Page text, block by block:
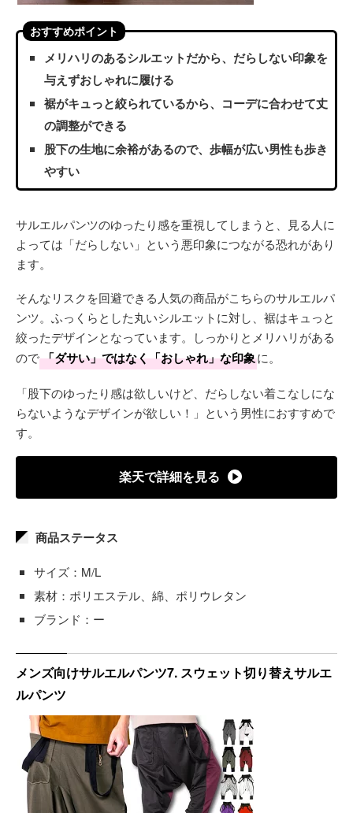
おすすめポイント
メリハリのあるシルエットだから、だらしない印象を
与えずおしゃれに履ける
裾がキュっと絞られているから、コーデに合わせて丈
の調整ができる
股下の生地に余裕があるので、歩幅が広い男性も歩き
やすい
サルエルパンツのゆったり感を重視してしまうと、見る人に
よっては「だらしない」という悪印象につながる恐れがあり
ます。
そんなリスクを回避できる人気の商品がこちらのサルエルパ
ンツ。ふっくらとした丸いシルエットに対し、裾はキュっと
絞ったデザインとなっています。しっかりとメリハリがある
ので「ダサい」ではなく「おしゃれ」な印象に。
「股下のゆったり感は欲しいけど、だらしない着こなしにな
らないようなデザインが欲しい！」という男性におすすめで
す。
楽天で詳細を見る
商品ステータス
サイズ：M/L
素材：ポリエステル、綿、ポリウレタン
ブランド：ー
メンズ向けサルエルパンツ7. スウェット切り替えサルエ
ルパンツ